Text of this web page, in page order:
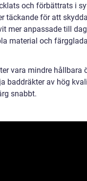
och förbättrats i
täckande för att
mer anpassade till
material och
vara mindre hållbara
baddräkter av hög
snabbt.